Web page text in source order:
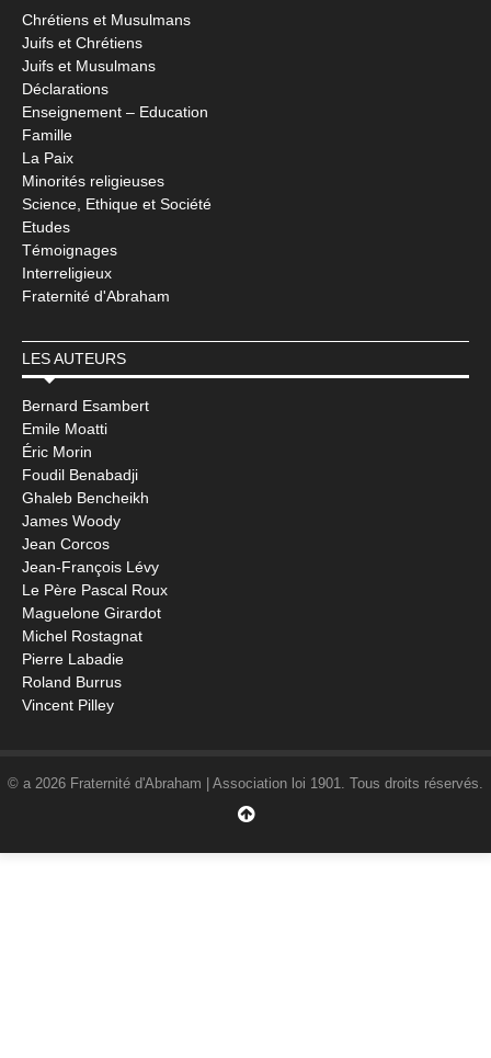
Chrétiens et Musulmans
Juifs et Chrétiens
Juifs et Musulmans
Déclarations
Enseignement – Education
Famille
La Paix
Minorités religieuses
Science, Ethique et Société
Etudes
Témoignages
Interreligieux
Fraternité d'Abraham
LES AUTEURS
Bernard Esambert
Emile Moatti
Éric Morin
Foudil Benabadji
Ghaleb Bencheikh
James Woody
Jean Corcos
Jean-François Lévy
Le Père Pascal Roux
Maguelone Girardot
Michel Rostagnat
Pierre Labadie
Roland Burrus
Vincent Pilley
© a 2026 Fraternité d'Abraham | Association loi 1901. Tous droits réservés.